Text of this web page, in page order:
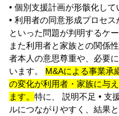
• 個別支援計画が形骸化して
• 利用者の同意形成プロセス
といった問題が判明するケ
また利用者と家族との関係
者本人の意思尊重や、必要
います。 M&Aによる事業承
の変化が利用者・家族に与
ます。 特に、 説明不足 • 支
ルにつながりやすく、結果